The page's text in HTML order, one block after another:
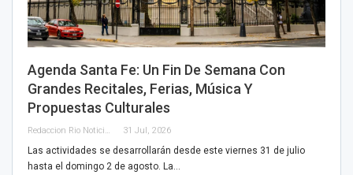
Agenda Santa Fe: Un Fin De Semana Con
Grandes Recitales, Ferias, Música Y
Propuestas Culturales
Redaccion Rio Noticias OK 31 Jul, 2026
Las actividades se desarrollarán desde este viernes 31 de julio
hasta el domingo 2 de agosto. La…